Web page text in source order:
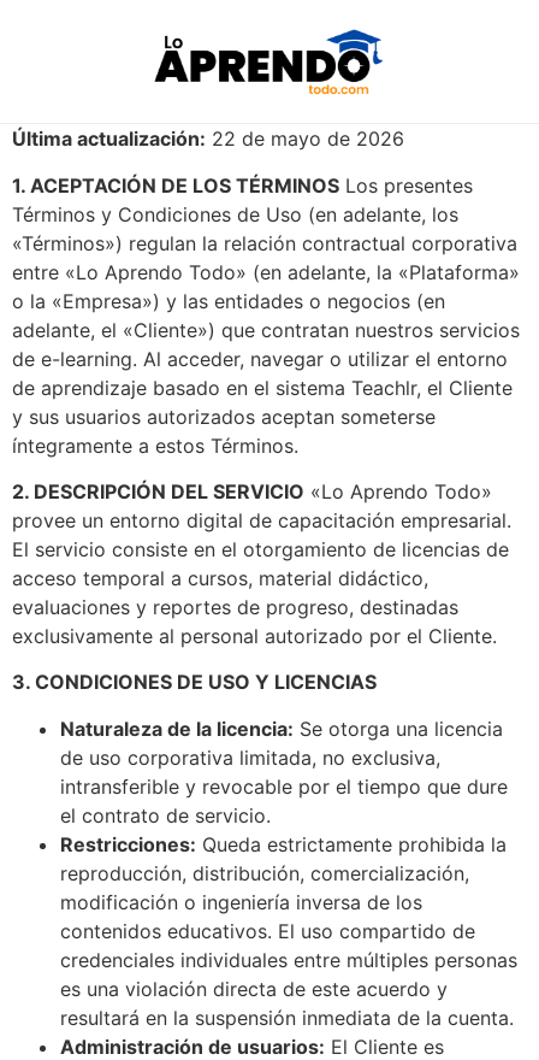
Última actualización: 22 de mayo de 2026
1. ACEPTACIÓN DE LOS TÉRMINOS Los presentes
Términos y Condiciones de Uso (en adelante, los
«Términos») regulan la relación contractual corporativa
entre «Lo Aprendo Todo» (en adelante, la «Plataforma»
o la «Empresa») y las entidades o negocios (en
adelante, el «Cliente») que contratan nuestros servicios
de e-learning. Al acceder, navegar o utilizar el entorno
de aprendizaje basado en el sistema Teachlr, el Cliente
y sus usuarios autorizados aceptan someterse
íntegramente a estos Términos.
2. DESCRIPCIÓN DEL SERVICIO «Lo Aprendo Todo»
provee un entorno digital de capacitación empresarial.
El servicio consiste en el otorgamiento de licencias de
acceso temporal a cursos, material didáctico,
evaluaciones y reportes de progreso, destinadas
exclusivamente al personal autorizado por el Cliente.
3. CONDICIONES DE USO Y LICENCIAS
Naturaleza de la licencia: Se otorga una licencia
de uso corporativa limitada, no exclusiva,
intransferible y revocable por el tiempo que dure
el contrato de servicio.
Restricciones: Queda estrictamente prohibida la
reproducción, distribución, comercialización,
modificación o ingeniería inversa de los
contenidos educativos. El uso compartido de
credenciales individuales entre múltiples personas
es una violación directa de este acuerdo y
resultará en la suspensión inmediata de la cuenta.
Administración de usuarios: El Cliente es